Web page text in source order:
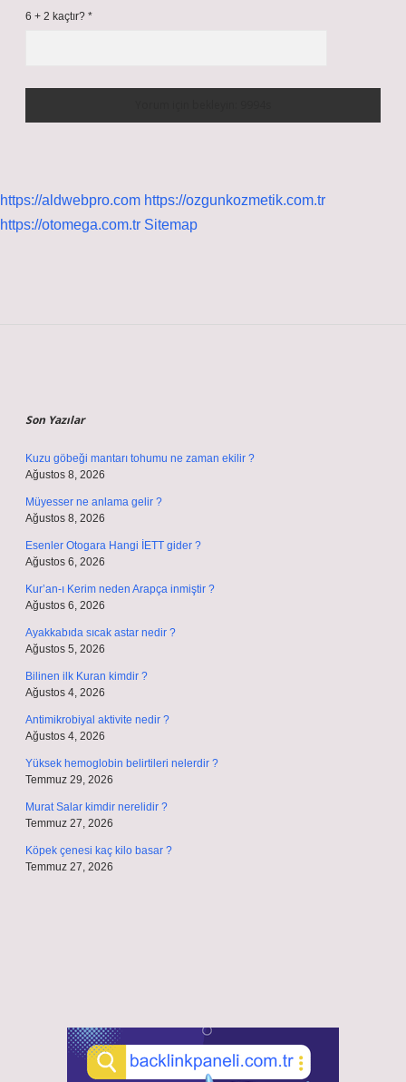
6 + 2 kaçtır? *
https://aldwebpro.com https://ozgunkozmetik.com.tr
https://otomega.com.tr Sitemap
Son Yazılar
Kuzu göbeği mantarı tohumu ne zaman ekilir ?
Ağustos 8, 2026
Müyesser ne anlama gelir ?
Ağustos 8, 2026
Esenler Otogara Hangi İETT gider ?
Ağustos 6, 2026
Kur’an-ı Kerim neden Arapça inmiştir ?
Ağustos 6, 2026
Ayakkabıda sıcak astar nedir ?
Ağustos 5, 2026
Bilinen ilk Kuran kimdir ?
Ağustos 4, 2026
Antimikrobiyal aktivite nedir ?
Ağustos 4, 2026
Yüksek hemoglobin belirtileri nelerdir ?
Temmuz 29, 2026
Murat Salar kimdir nerelidir ?
Temmuz 27, 2026
Köpek çenesi kaç kilo basar ?
Temmuz 27, 2026